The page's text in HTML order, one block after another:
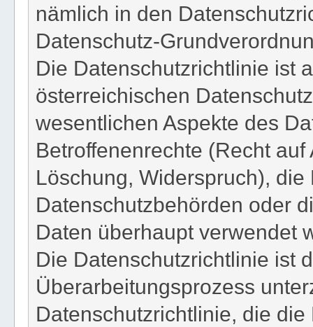
nämlich in den
Datenschutz-
Die Datenschutzrichtlinie ist
österreichischen
wesentlichen Aspekte des
Betroffenenrechte (Recht
Löschung, Widerspruch),
Datenschutzbehörden oder
Daten überhaupt verwendet
Die Datenschutzrichtlinie ist
Überarbeitungsprozess
Datenschutzrichtlinie, die